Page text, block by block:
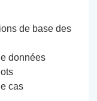
de base des
données
cas